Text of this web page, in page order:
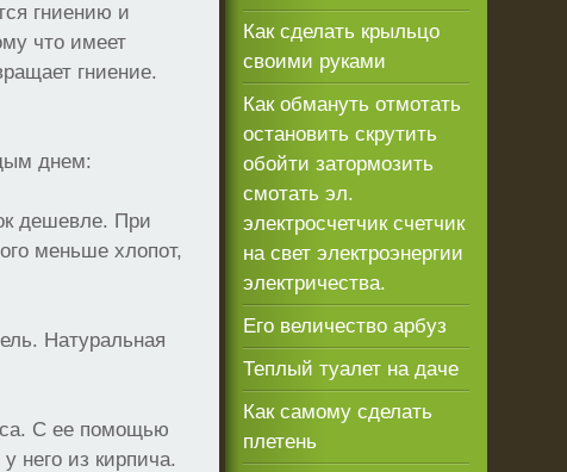
гниению и
что имеет
гниение.
днем:
дешевле. При
меньше хлопот,
Натуральная
С ее помощью
него из кирпича.
Как сделать крыльцо
своими руками
Как обмануть отмотать
остановить скрутить
обойти затормозить
смотать эл.
электросчетчик счетчик
на свет электроэнергии
электричества.
Его величество арбуз
Теплый туалет на даче
Как самому сделать
плетень